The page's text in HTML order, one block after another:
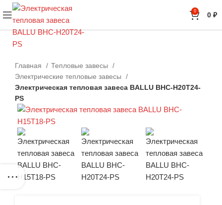
0 0 ₽
Главная
Тепловые завесы
Электрические тепловые завесы
Электрическая тепловая завеса BALLU BHC-H20T24-
PS